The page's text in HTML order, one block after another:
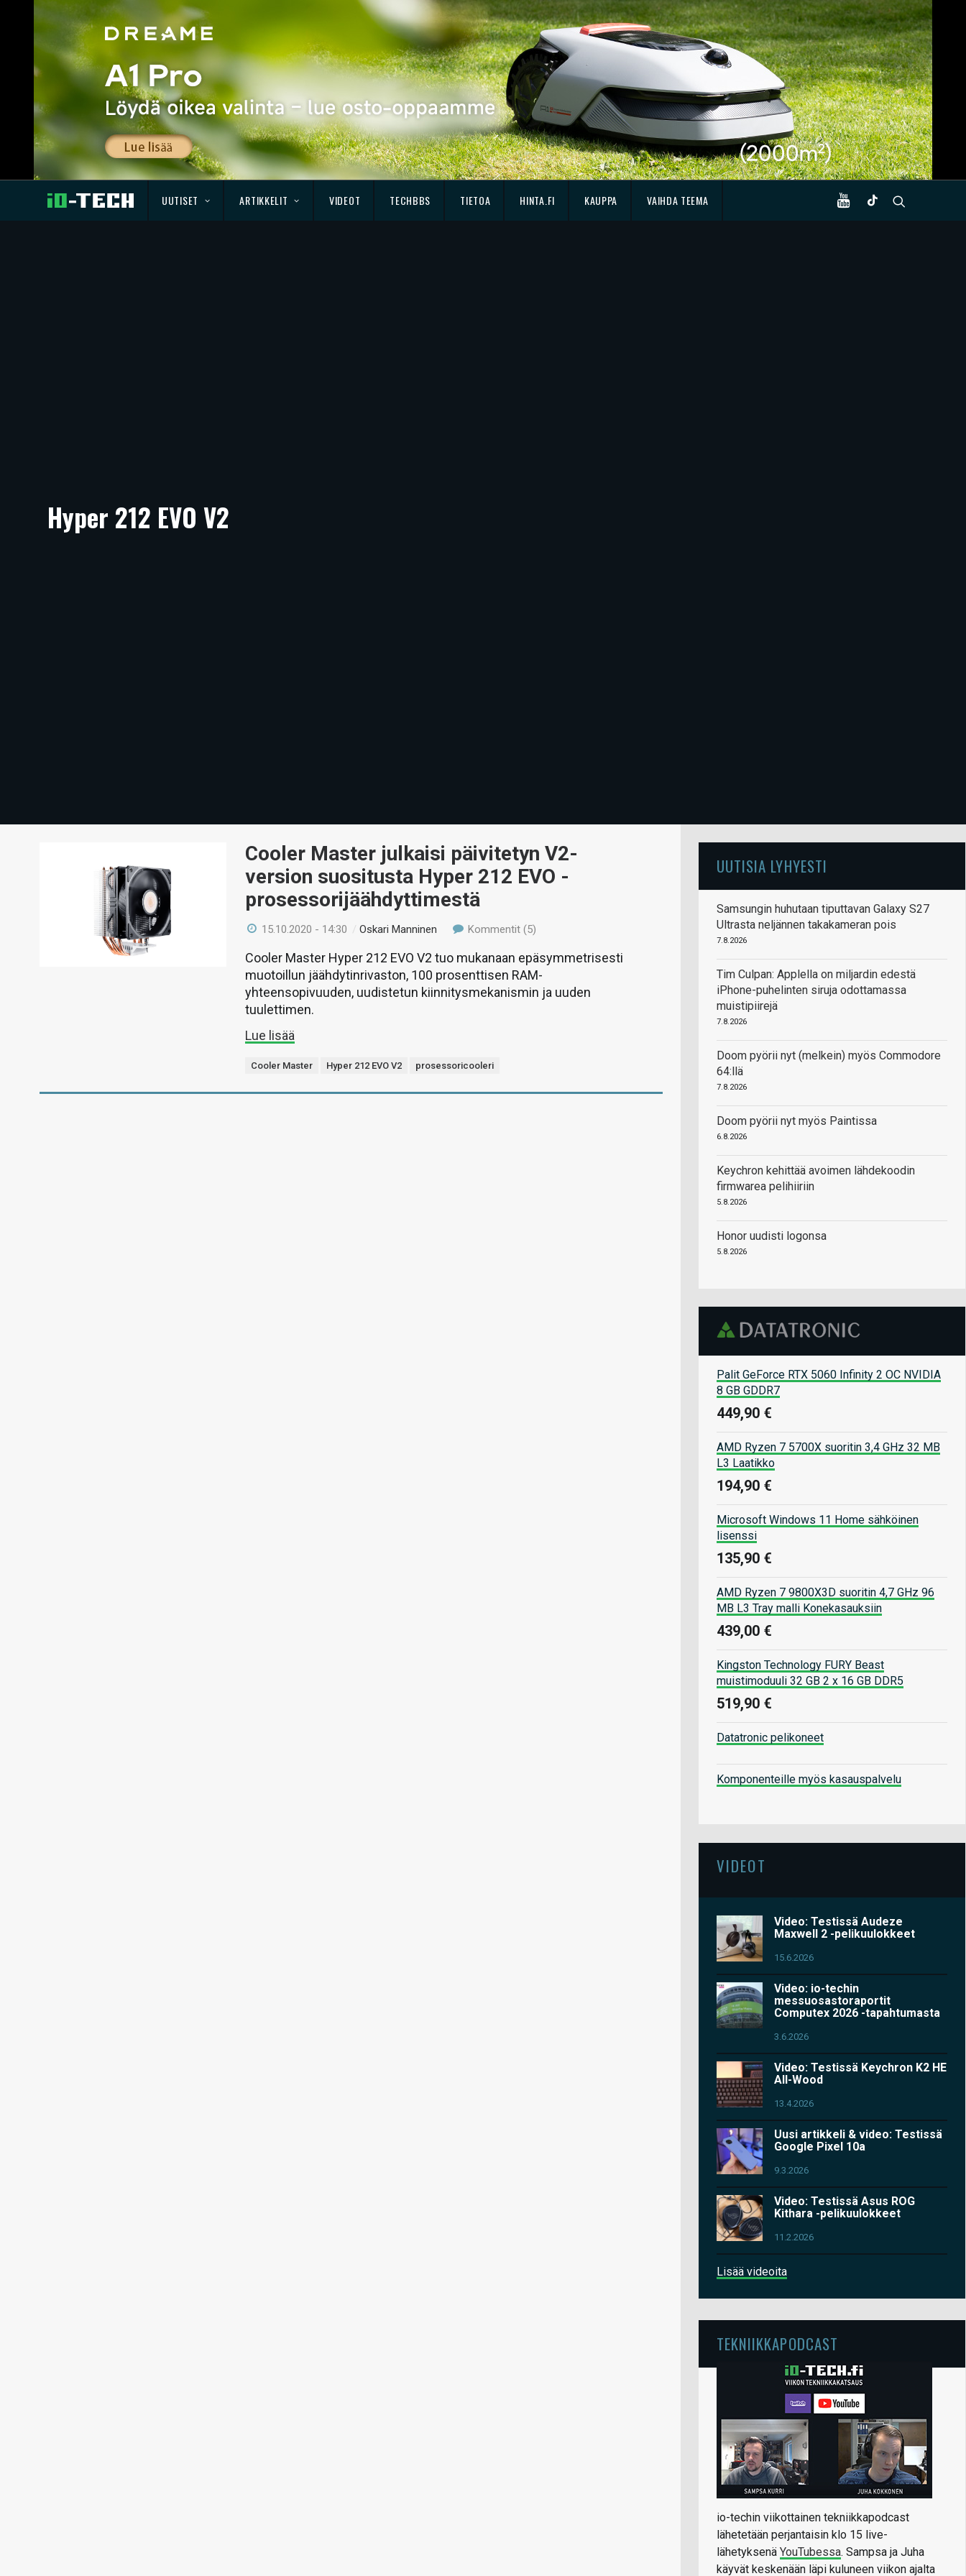
UUTISET ARTIKKELIT VIDEOT TECHBBS TIETOA HINTA.FI KAUPPA VAIHDA TEEMA
Hyper 212 EVO V2
Cooler Master julkaisi päivitetyn V2-
version suositusta Hyper 212 EVO -
prosessorijäähdyttimestä
15.10.2020 - 14:30 /Oskari Manninen Kommentit (5)
Cooler Master Hyper 212 EVO V2 tuo mukanaan epäsymmetrisesti
muotoillun jäähdytinrivaston, 100 prosenttisen RAM-
yhteensopivuuden, uudistetun kiinnitysmekanismin ja uuden
tuulettimen.
Lue lisää
Cooler Master Hyper 212 EVO V2 prosessoricooleri
UUTISIA LYHYESTI
Samsungin huhutaan tiputtavan Galaxy S27
Ultrasta neljännen takakameran pois
7.8.2026
Tim Culpan: Applella on miljardin edestä
iPhone-puhelinten siruja odottamassa
muistipiirejä
7.8.2026
Doom pyörii nyt (melkein) myös Commodore
64:llä
7.8.2026
Doom pyörii nyt myös Paintissa
6.8.2026
Keychron kehittää avoimen lähdekoodin
firmwarea pelihiiriin
5.8.2026
Honor uudisti logonsa
5.8.2026
Palit GeForce RTX 5060 Infinity 2 OC NVIDIA
8 GB GDDR7
449,90 €
AMD Ryzen 7 5700X suoritin 3,4 GHz 32 MB
L3 Laatikko
194,90 €
Microsoft Windows 11 Home sähköinen
lisenssi
135,90 €
AMD Ryzen 7 9800X3D suoritin 4,7 GHz 96
MB L3 Tray malli Konekasauksiin
439,00 €
Kingston Technology FURY Beast
muistimoduuli 32 GB 2 x 16 GB DDR5
519,90 €
Datatronic pelikoneet
Komponenteille myös kasauspalvelu
VIDEOT
Video: Testissä Audeze
Maxwell 2 -pelikuulokkeet
15.6.2026
Video: io-techin
messuosastoraportit
Computex 2026 -tapahtumasta
3.6.2026
Video: Testissä Keychron K2 HE
All-Wood
13.4.2026
Uusi artikkeli & video: Testissä
Google Pixel 10a
9.3.2026
Video: Testissä Asus ROG
Kithara -pelikuulokkeet
11.2.2026
Lisää videoita
TEKNIIKKAPODCAST
io-techin viikottainen tekniikkapodcast
lähetetään perjantaisin klo 15 live-
lähetyksenä YouTubessa. Sampsa ja Juha
käyvät keskenään läpi kuluneen viikon ajalta